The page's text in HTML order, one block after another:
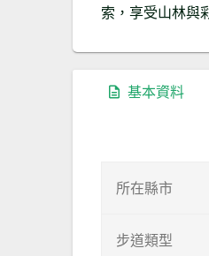
索，享受山林與
基本資料
所在縣市
步道類型